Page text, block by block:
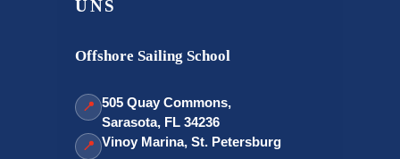
UNS
Offshore Sailing School
📍 505 Quay Commons,
Sarasota, FL 34236
📍 Vinoy Marina, St. Petersburg